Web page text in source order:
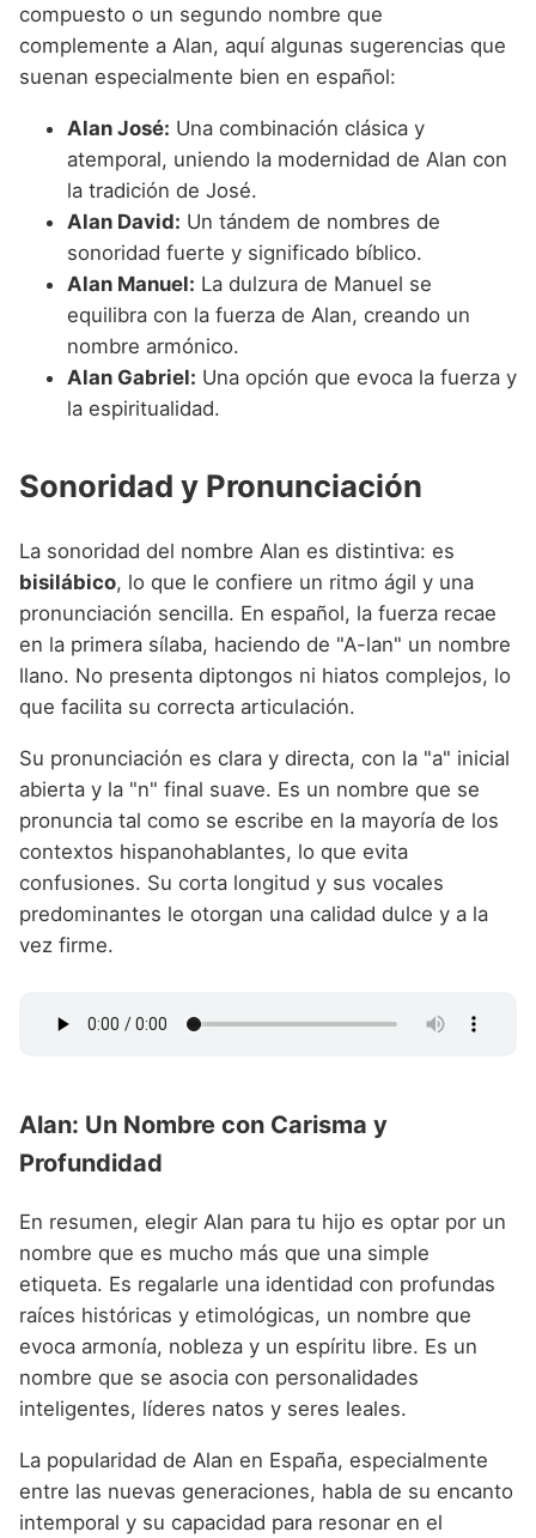
compuesto o un segundo nombre que
complemente a Alan, aquí algunas sugerencias que
suenan especialmente bien en español:
Alan José: Una combinación clásica y
atemporal, uniendo la modernidad de Alan con
la tradición de José.
Alan David: Un tándem de nombres de
sonoridad fuerte y significado bíblico.
Alan Manuel: La dulzura de Manuel se
equilibra con la fuerza de Alan, creando un
nombre armónico.
Alan Gabriel: Una opción que evoca la fuerza y
la espiritualidad.
Sonoridad y Pronunciación
La sonoridad del nombre Alan es distintiva: es
bisilábico, lo que le confiere un ritmo ágil y una
pronunciación sencilla. En español, la fuerza recae
en la primera sílaba, haciendo de "A-lan" un nombre
llano. No presenta diptongos ni hiatos complejos, lo
que facilita su correcta articulación.
Su pronunciación es clara y directa, con la "a" inicial
abierta y la "n" final suave. Es un nombre que se
pronuncia tal como se escribe en la mayoría de los
contextos hispanohablantes, lo que evita
confusiones. Su corta longitud y sus vocales
predominantes le otorgan una calidad dulce y a la
vez firme.
Alan: Un Nombre con Carisma y
Profundidad
En resumen, elegir Alan para tu hijo es optar por un
nombre que es mucho más que una simple
etiqueta. Es regalarle una identidad con profundas
raíces históricas y etimológicas, un nombre que
evoca armonía, nobleza y un espíritu libre. Es un
nombre que se asocia con personalidades
inteligentes, líderes natos y seres leales.
La popularidad de Alan en España, especialmente
entre las nuevas generaciones, habla de su encanto
intemporal y su capacidad para resonar en el